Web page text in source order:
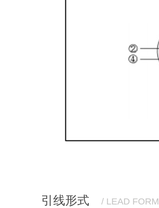
引线形式 / LEAD FORM